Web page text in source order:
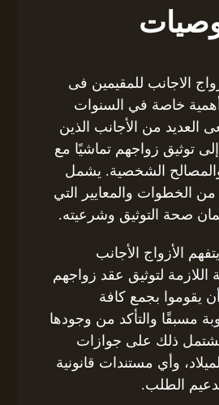
الاجانب للمقيمين فى
خاصة في السنوات
العديد من الأجانب الذين
توثيق زواجهم تماشيًا مع
والمصالح الشخصية. يشمل
من الخطوات والمعايير التي
صحة التوثيق وشرعيته.
الأزواج الأجانب
اللازمة لتوثيق عقد زواجهم
بجمع كافة
مسبقًا والتأكد من وجودها
ذلك على جوازات
وأي مستندات قانونية
الطلب.